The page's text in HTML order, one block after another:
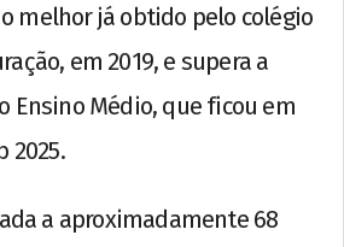
melhor já obtido pelo colégio
em 2019, e supera a
Ensino Médio, que ficou em
2025.
a aproximadamente 68